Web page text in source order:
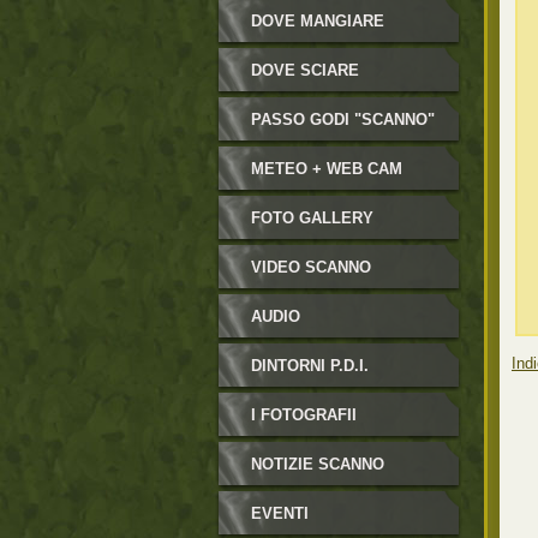
DOVE MANGIARE
DOVE SCIARE
PASSO GODI "SCANNO"
METEO + WEB CAM
FOTO GALLERY
VIDEO SCANNO
AUDIO
DINTORNI P.D.I.
I FOTOGRAFII
NOTIZIE SCANNO
EVENTI